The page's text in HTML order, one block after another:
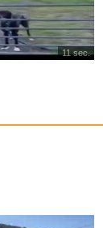
11 sec.